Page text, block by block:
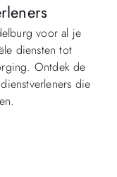
voor al je
diensten tot
Ontdek de
die